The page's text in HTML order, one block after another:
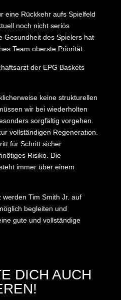
eine Rückkehr aufs Spielfeld
noch nicht seriös
Gesundheit des Spielers hat
Team oberste Priorität.
der EPG Baskets
keine strukturellen
wir bei wiederholten
sorgfältig vorgehen.
vollständigen Regeneration.
für Schritt sicher
Risiko. Die
immer über einem
werden Tim Smith Jr. auf
begleiten und
gute und vollständige
DICH AUCH